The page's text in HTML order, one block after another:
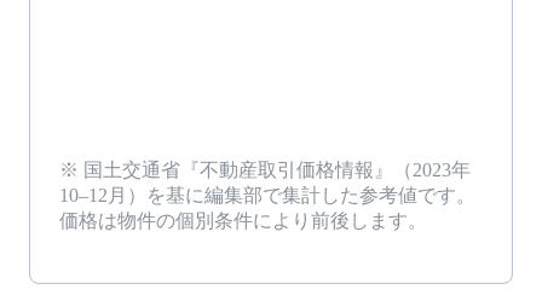
※ 国土交通省『不動産取引価格情報』（2023年
10–12月 ）を基に編集部で集計した参考値です。
価格は物件の個別条件により前後します。